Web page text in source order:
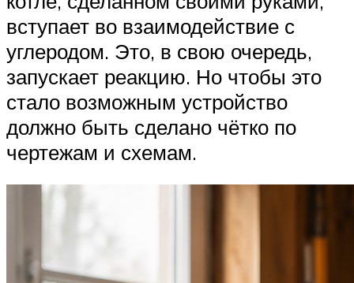
вступает во взаимодействие с
углеродом. Это, в свою очередь,
запускает реакцию. Но чтобы это
стало возможным устройство
должно быть сделано чётко по
чертежам и схемам.